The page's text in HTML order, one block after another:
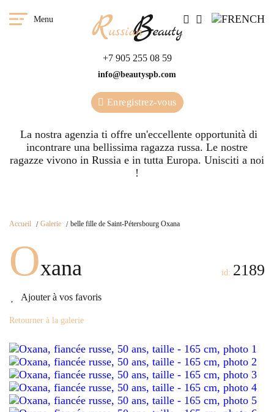
Menu
+7 905 255 08 59
info@beautyspb.com
Enregistrez-vous
La nostra agenzia ti offre un'eccellente opportunità di
incontrare una bellissima ragazza russa. Le nostre
ragazze vivono in Russia e in tutta Europa. Unisciti a noi
!
Accueil Galerie belle fille de Saint-Pétersbourg Oxana
Oxana
Ajouter à vos favoris
id: 2189
Retourner à la galerie